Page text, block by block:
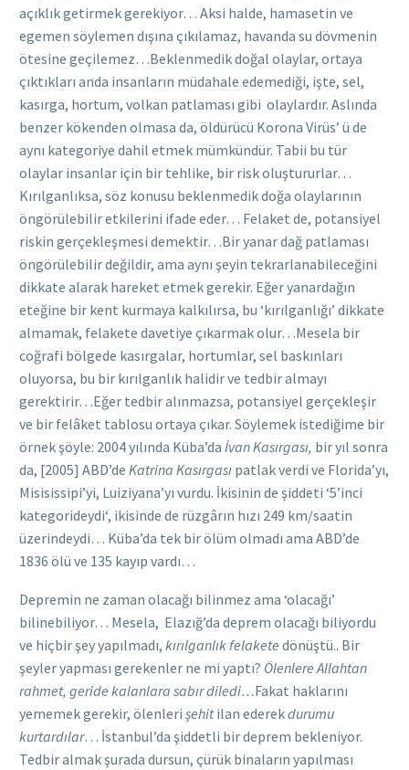
açıklık getirmek gerekiyor… Aksi halde, hamasetin ve
egemen söylemen dışına çıkılamaz, havanda su dövmenin
ötesine geçilemez…Beklenmedik doğal olaylar, ortaya
çıktıkları anda insanların müdahale edemediği, işte, sel,
kasırga, hortum, volkan patlaması gibi olaylardır. Aslında
benzer kökenden olmasa da, öldürücü Korona Virüs’ ü de
aynı kategoriye dahil etmek mümkündür. Tabii bu tür
olaylar insanlar için bir tehlike, bir risk oluştururlar…
Kırılganlıksa, söz konusu beklenmedik doğa olaylarının
öngörülebilir etkilerini ifade eder… Felaket de, potansiyel
riskin gerçekleşmesi demektir…Bir yanar dağ patlaması
öngörülebilir değildir, ama aynı şeyin tekrarlanabileceğini
dikkate alarak hareket etmek gerekir. Eğer yanardağın
eteğine bir kent kurmaya kalkılırsa, bu ‘kırılganlığı’ dikkate
almamak, felakete davetiye çıkarmak olur…Mesela bir
coğrafi bölgede kasırgalar, hortumlar, sel baskınları
oluyorsa, bu bir kırılganlık halidir ve tedbir almayı
gerektirir…Eğer tedbir alınmazsa, potansiyel gerçekleşir
ve bir felâket tablosu ortaya çıkar. Söylemek istediğime bir
örnek şöyle: 2004 yılında Küba’da İvan Kasırgası, bir yıl sonra
da, [2005] ABD’de Katrina Kasırgası patlak verdi ve Florida’yı,
Misisissipi’yi, Luiziyana’yı vurdu. İkisinin de şiddeti ‘5’inci
kategorideydi‘, ikisinde de rüzgârın hızı 249 km/saatin
üzerindeydi… Küba’da tek bir ölüm olmadı ama ABD’de
1836 ölü ve 135 kayıp vardı…
Depremin ne zaman olacağı bilinmez ama ‘olacağı’
bilinebiliyor… Mesela, Elazığ’da deprem olacağı biliyordu
ve hiçbir şey yapılmadı, kırılganlık felakete dönüştü.. Bir
şeyler yapması gerekenler ne mi yaptı? Ölenlere Allahtan
rahmet, geride kalanlara sabır diledi…Fakat haklarını
yememek gerekir, ölenleri şehitilan ederekdurumu
kurtardılar… İstanbul’da şiddetli bir deprem bekleniyor.
Tedbir almak şurada dursun, çürük binaların yapılması